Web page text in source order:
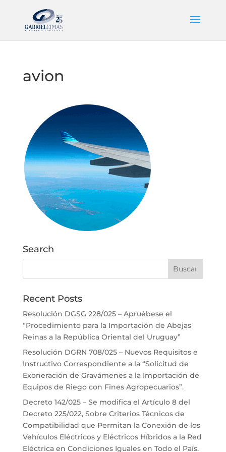
avion
Search
Recent Posts
Resolución DGSG 228/025 – Apruébese el
“Procedimiento para la Importación de Abejas
Reinas a la República Oriental del Uruguay”
Resolución DGRN 708/025 – Nuevos Requisitos e
Instructivo Correspondiente a la “Solicitud de
Exoneración de Gravámenes a la Importación de
Equipos de Riego con Fines Agropecuarios”.
Decreto 142/025 – Se modifica el Artículo 8 del
Decreto 225/022, Sobre Criterios Técnicos de
Compatibilidad que Permitan la Conexión de los
Vehículos Eléctricos y Eléctricos Híbridos a la Red
Eléctrica en Condiciones Iguales en Todo el País.